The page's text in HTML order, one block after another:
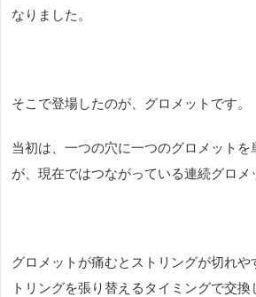
なりました。
そこで登場したのが、グロメットです。
当初は、一つの穴に一つのグロメットを
が、現在ではつながっている連続グロメ
グロメットが痛むとストリングが切れや
トリングを張り替えるタイミングで交換